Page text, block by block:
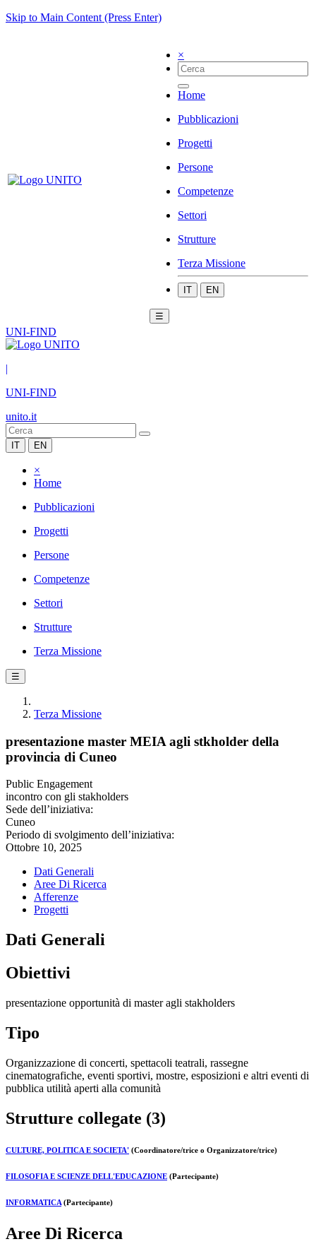
Skip to Main Content (Press Enter)
×
Home
Pubblicazioni
Progetti
Persone
Competenze
Settori
Strutture
Terza Missione
IT EN
☰
UNI-FIND
|
UNI-FIND
unito.it
IT EN
×
Home
Pubblicazioni
Progetti
Persone
Competenze
Settori
Strutture
Terza Missione
☰
Terza Missione
presentazione master MEIA agli stkholder della
provincia di Cuneo
Public Engagement
incontro con gli stakholders
Sede dell’iniziativa:
Cuneo
Periodo di svolgimento dell’iniziativa:
Ottobre 10, 2025
Dati Generali
Aree Di Ricerca
Afferenze
Progetti
Dati Generali
Obiettivi
presentazione opportunità di master agli stakholders
Tipo
Organizzazione di concerti, spettacoli teatrali, rassegne
cinematografiche, eventi sportivi, mostre, esposizioni e altri eventi di
pubblica utilità aperti alla comunità
Strutture collegate (3)
CULTURE, POLITICA E SOCIETA' (Coordinatore/trice o Organizzatore/trice)
FILOSOFIA E SCIENZE DELL'EDUCAZIONE (Partecipante)
INFORMATICA (Partecipante)
Aree Di Ricerca